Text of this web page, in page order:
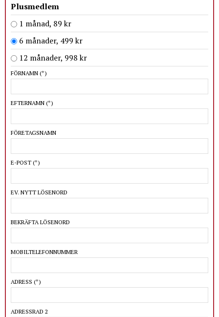
Plusmedlem
1 månad, 89 kr
6 månader, 499 kr
12 månader, 998 kr
FÖRNAMN (*)
EFTERNAMN (*)
FÖRETAGSNAMN
E-POST (*)
EV. NYTT LÖSENORD
BEKRÄFTA LÖSENORD
MOBILTELEFONNUMMER
ADRESS (*)
ADRESSRAD 2